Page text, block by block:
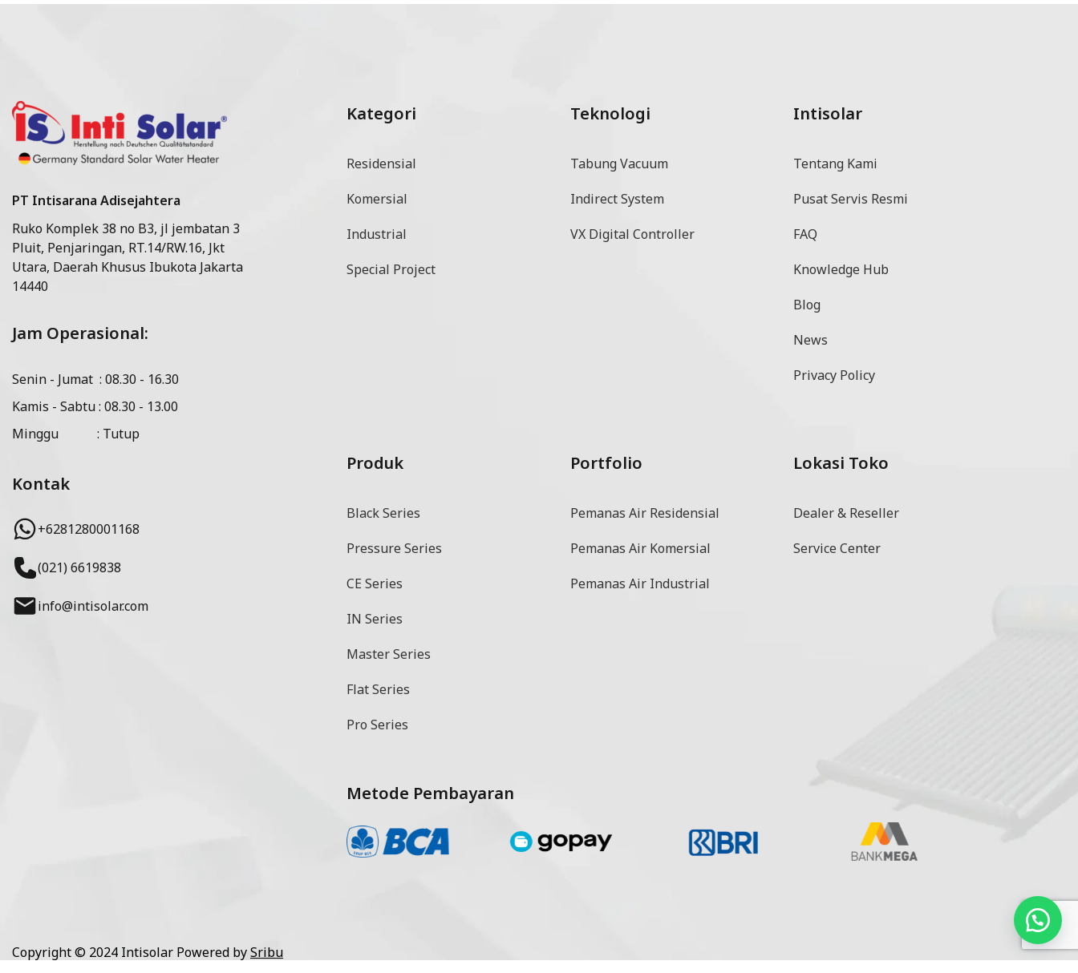
PT Intisarana Adisejahtera
Ruko Komplek 38 no B3, jl jembatan 3
Pluit, Penjaringan, RT.14/RW.16, Jkt
Utara, Daerah Khusus Ibukota Jakarta
14440
Jam Operasional:
Senin - Jumat : 08.30 - 16.30
Kamis - Sabtu : 08.30 - 13.00
Minggu : Tutup
Kontak
+6281280001168
(021) 6619838
info@intisolar.com
Kategori
Residensial
Komersial
Industrial
Special Project
Teknologi
Tabung Vacuum
Indirect System
VX Digital Controller
Intisolar
Tentang Kami
Pusat Servis Resmi
FAQ
Knowledge Hub
Blog
News
Privacy Policy
Produk
Black Series
Pressure Series
CE Series
IN Series
Master Series
Flat Series
Pro Series
Portfolio
Pemanas Air Residensial
Pemanas Air Komersial
Pemanas Air Industrial
Lokasi Toko
Dealer & Reseller
Service Center
Metode Pembayaran
Copyright © 2024 Intisolar Powered bySribu